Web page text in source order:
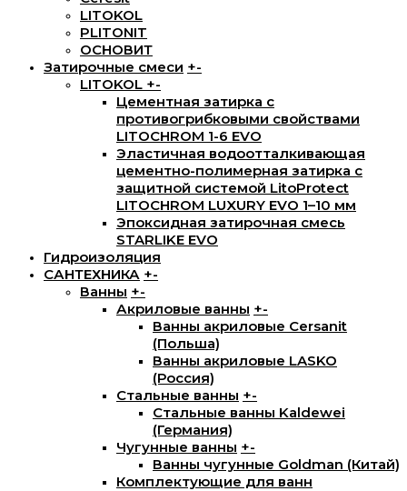
LITOKOL
PLITONIT
ОСНОВИТ
Затирочные смеси +-
LITOKOL +-
Цементная затирка с
противогрибковыми свойствами
LITOCHROM 1-6 EVO
Эластичная водоотталкивающая
цементно-полимерная затирка с
защитной системой LitoProtect
LITOCHROM LUXURY EVO 1–10 мм
Эпоксидная затирочная смесь
STARLIKE EVO
Гидроизоляция
САНТЕХНИКА +-
Ванны +-
Акриловые ванны +-
Ванны акриловые Cersanit
(Польша)
Ванны акриловые LASKO
(Россия)
Стальные ванны +-
Стальные ванны Kaldewei
(Германия)
Чугунные ванны +-
Ванны чугунные Goldman (Китай)
Комплектующие для ванн